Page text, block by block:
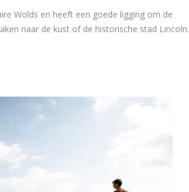
Wolds en heeft een goede ligging om de
naar de kust of de historische stad Lincoln.